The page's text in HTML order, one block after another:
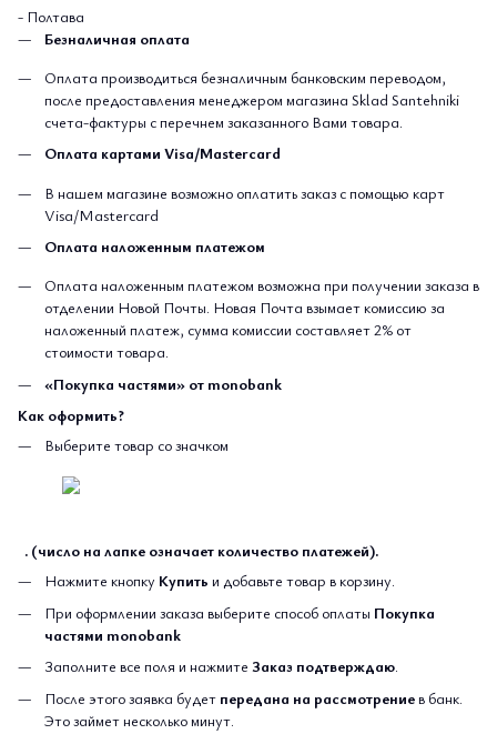
- Полтава
Безналичная оплата
Оплата производиться безналичным банковским переводом,
после предоставления менеджером магазина Sklad Santehniki
счета-фактуры с перечнем заказанного Вами товара.
Оплата картами Visa/Mastercard
В нашем магазине возможно оплатить заказ с помощью карт
Visa/Mastercard
Оплата наложенным платежом
Оплата наложенным платежом возможна при получении заказа в
отделении Новой Почты. Новая Почта взымает комиссию за
наложенный платеж, сумма комиссии составляет 2% от
стоимости товара.
«Покупка частями» от monobank
Как оформить?
Выберите товар со значком
. (число на лапке означает количество платежей).
Нажмите кнопку Купить и добавьте товар в корзину.
При оформлении заказа выберите способ оплаты Покупка
частями monobank
Заполните все поля и нажмите Заказ подтверждаю.
После этого заявка будет передана на рассмотрениев банк.
Это займет несколько минут.